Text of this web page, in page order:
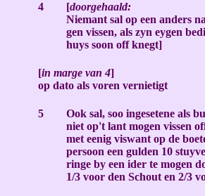
4
[doorgehaald:
Niemant sal op een anders
gen vissen, als zyn eygen
huys soon off knegt]
[in marge van 4]
op dato als voren vernietigt
5
Ook sal, soo ingesetene als
niet op't lant mogen vissen
met eenig viswant op de
persoon een gulden 10
ringe by een ider te mogen
1/3 voor den Schout en 2/3